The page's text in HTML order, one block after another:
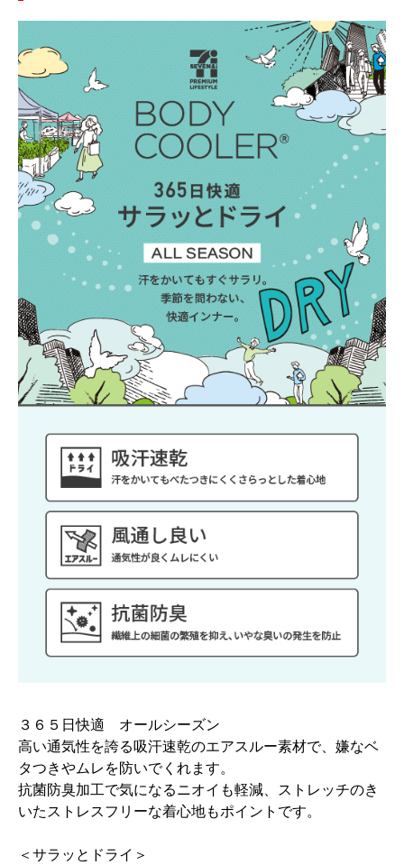
３６５日快適 オールシーズン
高い通気性を誇る吸汗速乾のエアスルー素材で、嫌なベ
タつきやムレを防いでくれます。
抗菌防臭加工で気になるニオイも軽減、ストレッチのき
いたストレスフリーな着心地もポイントです。
＜サラッとドライ＞